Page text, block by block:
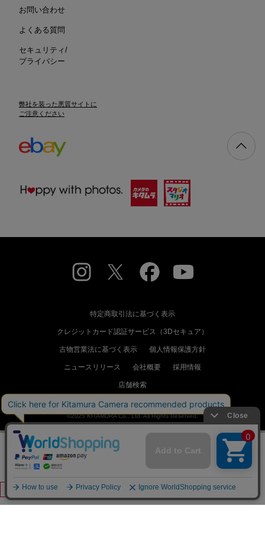
価格 297,990円（税込）
トクトク据置 トクトク交換対象 5年間保証対象
お問い合わせ
よくある質問
セキュリティ/
プライバシー
弊社を装った悪質サイトに
ご注意ください
特定商取引法に基づく表示
クレジットカード認証サービス（3Dセキュア）
古物営業法に基づく表示 個人情報保護方針
ニュースリリース 会社概要 採用情報
店舗検索
©2025 KITAMURA Co., Ltd. All Rights Reserved.